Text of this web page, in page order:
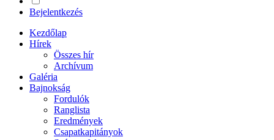
Bejelentkezés
Kezdőlap
Hírek
Összes hír
Archívum
Galéria
Bajnokság
Fordulók
Ranglista
Eredmények
Csapatkapitányok